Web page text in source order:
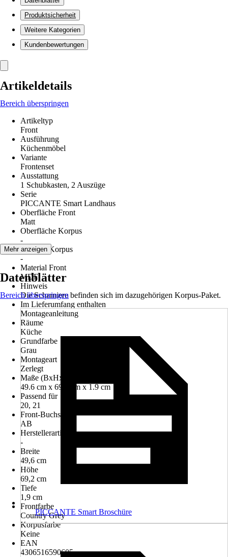
Produktsicherheit
Weitere Kategorien
Kundenbewertungen
Artikeldetails
Bereich überspringen
Artikeltyp
Front
Ausführung
Küchenmöbel
Variante
Frontenset
Ausstattung
1 Schubkasten, 2 Auszüge
Serie
PICCANTE Smart Landhaus
Oberfläche Front
Matt
Oberfläche Korpus
-
Material Korpus
-
Material Front
MDF
Hinweis
Die Scharniere befinden sich im dazugehörigen Korpus-Paket.
Im Lieferumfang enthalten
Montageanleitung
Räume
Küche
Grundfarbe
Grau
Montageart
Zerlegt
Maße (BxHxT)
49.6 cm x 69.2 cm x 1.9 cm
Passend für
20, 21
Front-Buchstabe
AB
Herstellerartikelnummer
-
Breite
49,6 cm
Höhe
69,2 cm
Tiefe
1,9 cm
Frontfarbe
Country Grey
Korpusfarbe
Keine
EAN
4306516590605
Mehr anzeigen
Datenblätter
Bereich überspringen
PICCANTE Smart Broschüre